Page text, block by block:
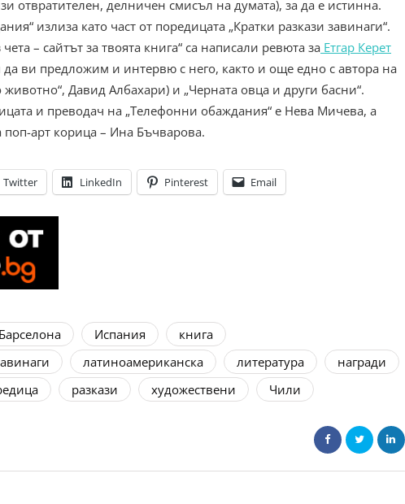
отвратителен, делничен смисъл на думата), за да е истинна.
излиза като част от поредицата „Кратки разкази завинаги“.
– сайтът за твоята книга“ са написали ревюта за Етгар Керет
ви предложим и интервю с него, както и още едно с автора на
животно“, Давид Албахари) и „Черната овца и други басни“.
и преводач на „Телефонни обаждания“ е Нева Мичева, а
поп-арт корица – Ина Бъчварова.
Twitter LinkedIn Pinterest Email
Барселона Испания
книга
латиноамериканска литература
награди
разкази художествени Чили